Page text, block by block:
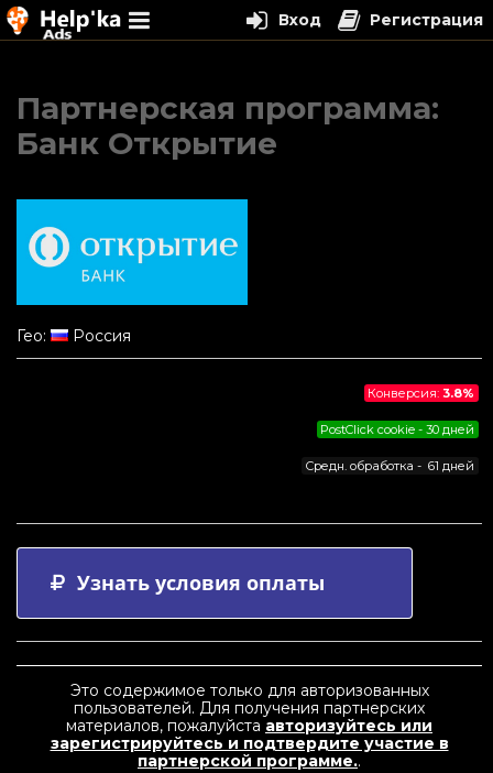
содержимому
Партнерская программа:
Банк Открытие
Гео: Россия
Конверсия: 3.8%
PostClick cookie - 30 дней
Средн. обработка - 61 дней
Узнать условия оплаты
Это содержимое только для авторизованных
пользователей. Для получения партнерских
материалов, пожалуйста авторизуйтесь или
зарегистрируйтесь и подтвердите участие в
партнерской программе..
Вход Регистрация